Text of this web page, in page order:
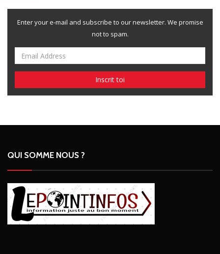
Enter your e-mail and subscribe to our newsletter. We promise
not to spam.
QUI SOMME NOUS ?